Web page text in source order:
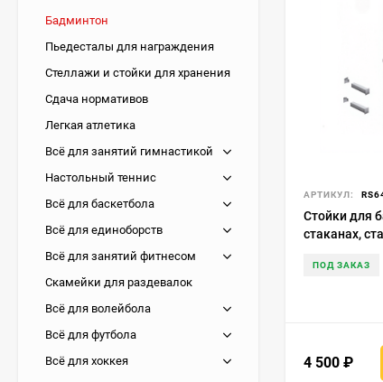
АРТИКУЛ:
Стойки для
стаканах,
ПОД ЗАКАЗ
4 500
Бадминтон
Пьедесталы для награждения
Стеллажи и стойки для хранения
Сдача нормативов
Легкая атлетика
Всё для занятий гимнастикой
Настольный теннис
Всё для баскетбола
Всё для единоборств
Всё для занятий фитнесом
Скамейки для раздевалок
Всё для волейбола
Всё для футбола
Всё для хоккея